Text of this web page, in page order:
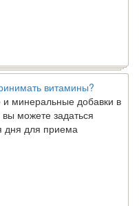
минеральные добавки в
можете задаться
дня для приема